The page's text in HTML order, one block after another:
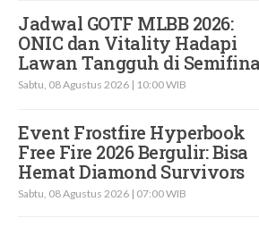
Jadwal GOTF MLBB 2026:
ONIC dan Vitality Hadapi
Lawan Tangguh di
Sabtu, 08 Agustus 2026 | 10:00 WIB
Event Frostfire Hyperbook
Free Fire 2026 Bergulir: Bisa
Hemat Diamond Survivors
Sabtu, 08 Agustus 2026 | 07:00 WIB